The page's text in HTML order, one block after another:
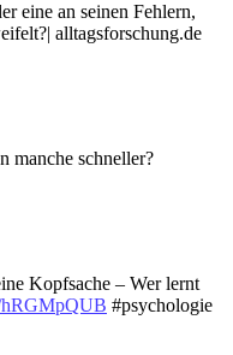
eine an seinen Fehlern,
alltagsforschung.de
manche schneller?
Kopfsache – Wer lernt
#psychologie